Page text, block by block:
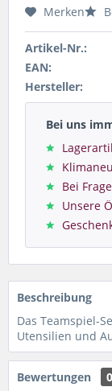
Merken
Artikel-Nr.:
EAN:
Hersteller:
Bei uns
Bei
Unsere
Beschreibung
Das Teamspiel-
Utensilien und
Bewertungen
0